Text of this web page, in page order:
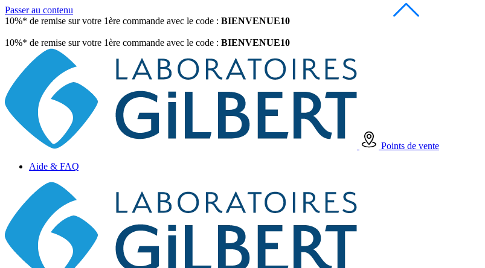
Passer au contenu
10%* de remise sur votre 1ère commande avec le code : BIENVENUE10
10%* de remise sur votre 1ère commande avec le code : BIENVENUE10
Points de vente
Aide & FAQ